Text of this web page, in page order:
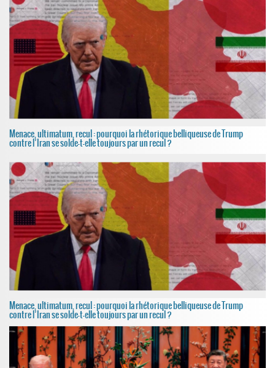
Menace, ultimatum, recul : pourquoi la rhétorique belliqueuse de Trump
contre l’Iran se solde-t-elle toujours par un recul ?
Menace, ultimatum, recul : pourquoi la rhétorique belliqueuse de Trump
contre l’Iran se solde-t-elle toujours par un recul ?